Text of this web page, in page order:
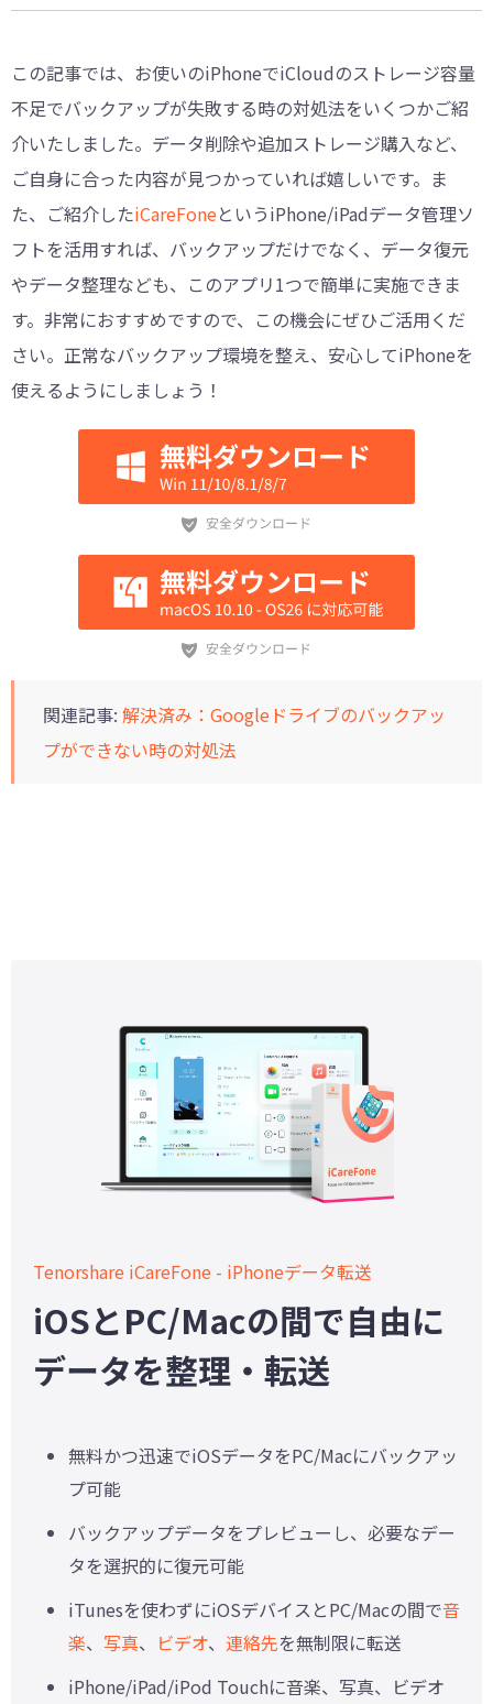
この記事では、お使いのiPhoneでiCloudのストレージ容量
不足でバックアップが失敗する時の対処法をいくつかご紹
介いたしました。データ削除や追加ストレージ購入など、
ご自身に合った内容が見つかっていれば嬉しいです。ま
た、ご紹介したiCareFoneというiPhone/iPadデータ管理ソ
フトを活用すれば、バックアップだけでなく、データ復元
やデータ整理なども、このアプリ1つで簡単に実施できま
す。非常におすすめですので、この機会にぜひご活用くだ
さい。正常なバックアップ環境を整え、安心してiPhoneを
使えるようにしましょう！
関連記事: 解決済み：Googleドライブのバックアッ
プができない時の対処法
Tenorshare iCareFone - iPhoneデータ転送
iOSとPC/Macの間で自由に
データを整理・転送
無料かつ迅速でiOSデータをPC/Macにバックアッ
プ可能
バックアップデータをプレビューし、必要なデー
タを選択的に復元可能
iTunesを使わずにiOSデバイスとPC/Macの間で音
楽、 写真、 ビデオ、 連絡先を無制限に転送
iPhone/iPad/iPod Touchに音楽、写真、ビデオ